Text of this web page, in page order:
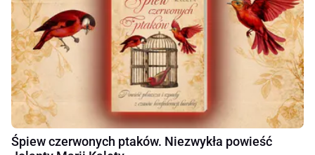
Śpiew czerwonych ptaków. Niezwykła powieść